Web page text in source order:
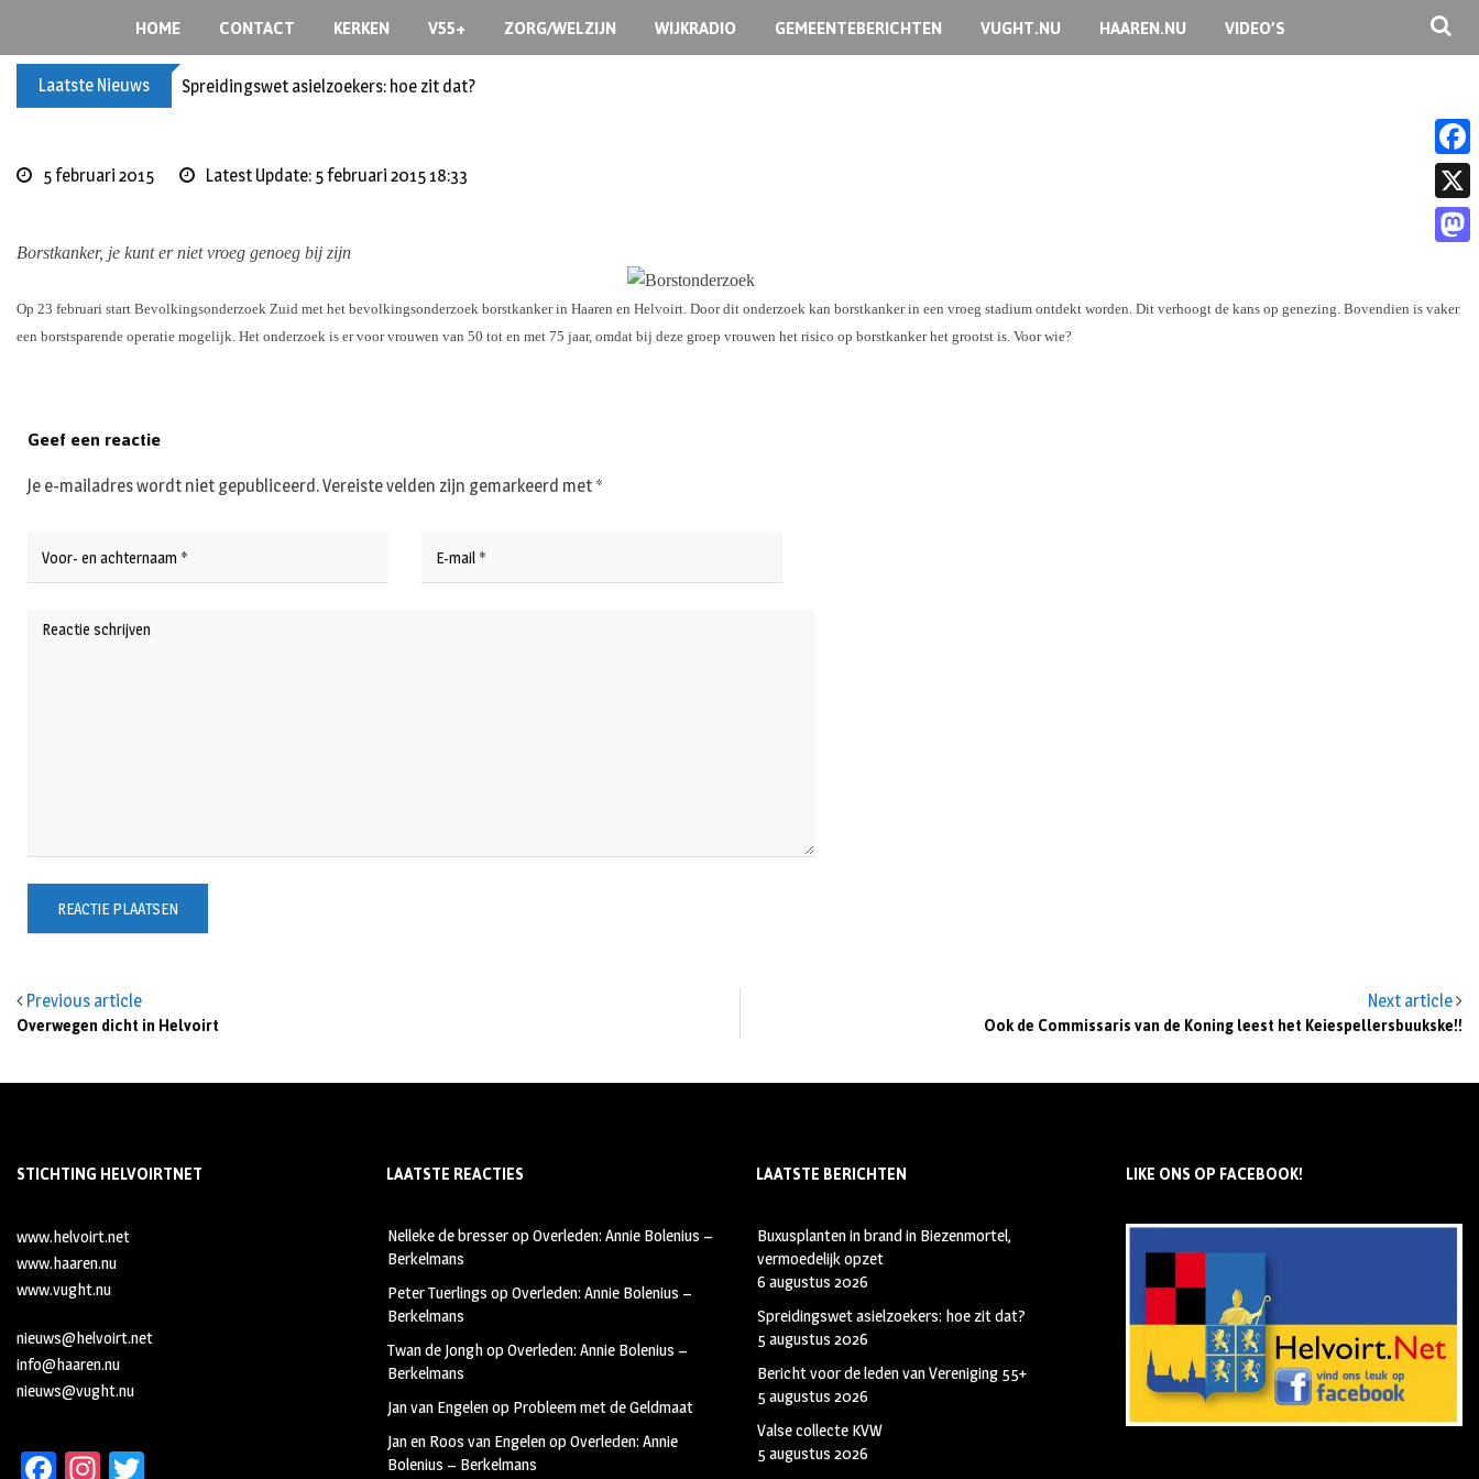
content
HOME CONTACT KERKEN V55+ ZORG/WELZIJN WIJKRADIO GEMEENTEBERICHTEN VUGHT.NU HAAREN.NU VIDEO’S
Laatste Nieuws Spreidingswet asielzoekers: hoe zit dat?
5 februari 2015 Latest Update: 5 februari 2015 18:33
Borstkanker, je kunt er niet vroeg genoeg bij zijn
Op 23 februari start Bevolkingsonderzoek Zuid met het bevolkingsonderzoek borstkanker in Haaren en Helvoirt. Door dit onderzoek kan borstkanker in een vroeg stadium ontdekt worden. Dit verhoogt de kans op genezing. Bovendien is vaker
een borstsparende operatie mogelijk. Het onderzoek is er voor vrouwen van 50 tot en met 75 jaar, omdat bij deze groep vrouwen het risico op borstkanker het grootst is. Voor wie?
Previous article
Overwegen dicht in Helvoirt
Next article
Ook de Commissaris van de Koning leest het Keiespellersbuukske!!
Geef een reactie
Je e-mailadres wordt niet gepubliceerd.Vereiste velden zijn gemarkeerd met *
STICHTING HELVOIRTNET
www.helvoirt.net
www.haaren.nu
www.vught.nu
nieuws@helvoirt.net
info@haaren.nu
nieuws@vught.nu
Fa In
LAATSTE REACTIES
Nelleke de bresseropOverleden: Annie Bolenius –
Berkelmans
Peter Tuerlings opOverleden: Annie Bolenius –
Berkelmans
Twan de JonghopOverleden: Annie Bolenius –
Berkelmans
Jan van Engelenop Probleem met de Geldmaat
Jan en Roos van EngelenopOverleden: Annie
Bolenius – Berkelmans
LAATSTE BERICHTEN
Buxusplanten in brand in Biezenmortel,
vermoedelijk opzet
6 augustus 2026
Spreidingswet asielzoekers: hoe zit dat?
5 augustus 2026
Bericht voor de leden van Vereniging 55+
5 augustus 2026
Valse collecte KVW
5 augustus 2026
LIKE ONS OP FACEBOOK!
F
a
c
b
X